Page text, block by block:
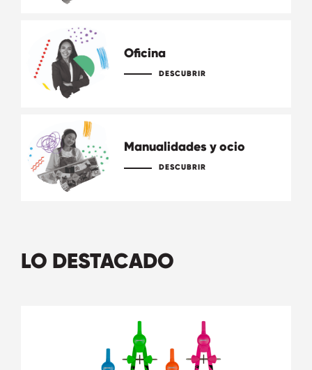
Oficina
DESCUBRIR
Manualidades y ocio
DESCUBRIR
LO DESTACADO